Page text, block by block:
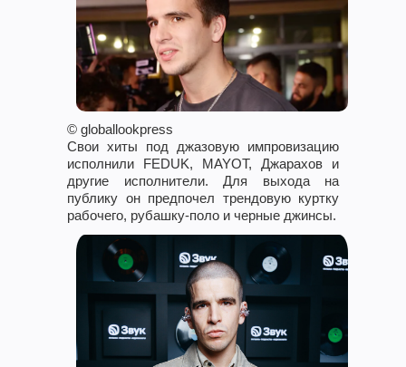
© globallookpress
Свои хиты под джазовую импровизацию
исполнили FEDUK, MAYOT, Джарахов и
другие исполнители. Для выхода на
публику он предпочел трендовую куртку
рабочего, рубашку-поло и черные джинсы.